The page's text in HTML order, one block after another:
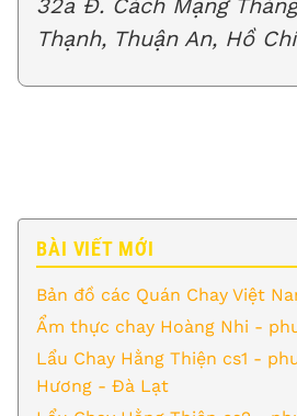
32a Đ. Cách Mạng
Thạnh, Thuận An, Hồ
BÀI VIẾT MỚI
Bản đồ các Quán Chay Việt
Ẩm thực chay Hoàng Nhi -
Lẩu Chay Hằng Thiện cs1 -
Hương - Đà Lạt